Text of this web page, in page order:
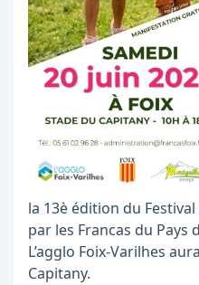
la 13è édition du
par les Francas du Pays
L’agglo Foix-Varilhes
Capitany.